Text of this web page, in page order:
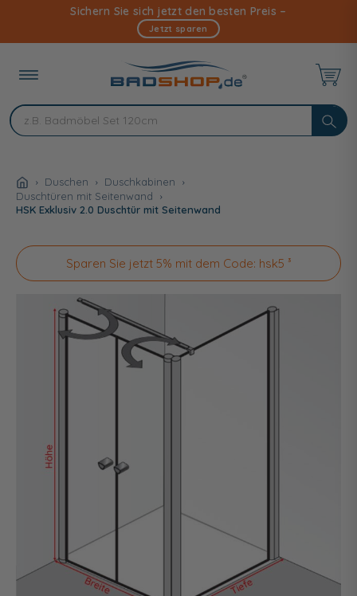
Inhalt
Sichern Sie sich jetzt den besten Preis –
Jetzt sparen
Duschen
Duschkabinen
Duschtüren mit Seitenwand
HSK Exklusiv 2.0 Duschtür mit Seitenwand
Sparen Sie jetzt 5% mit dem Code: hsk5 ³